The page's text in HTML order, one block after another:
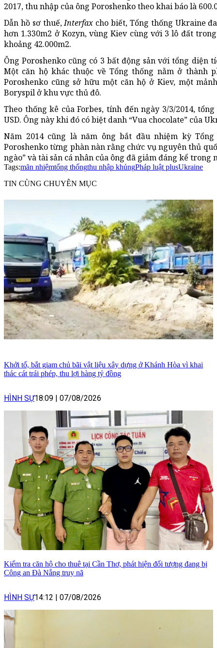
2017, thu nhập của ông Poroshenko theo khai báo là
Dẫn hồ sơ thuế,Interfax cho biết, Tổng thống Ukraine
hơn 1.330m2 ở Kozyn, vùng Kiev cùng với 3 lô đất
khoảng 42.000m2.
Ông Poroshenko cũng có 3 bất động sản với tổng diện
Một căn hộ khác thuộc về Tổng thống nằm ở thành
Poroshenko cũng sở hữu một căn hộ ở Kiev, một
Boryspil ở khu vực thủ đô.
Theo thống kê của Forbes, tính đến ngày 3/3/2014,
USD. Ông này khi đó có biệt danh “Vua chocolate” của
Năm 2014 cũng là năm ông bắt đầu nhiệm kỳ
Poroshenko từng phàn nàn rằng chức vụ nguyên thủ
ngào” và tài sản cá nhân của ông đã giảm đáng kể
Tags:mãn nhiệmtổng thốngthu nhập khủngPháp luật plusUkraine
TIN CÙNG CHUYÊN MỤC
Khởi tố, bắt giam chủ bãi vật liệu xây dựng ở Khánh Hòa vì khai
thác cát trái phép, thu lợi hàng tỷ đồng
HÌNH SỰ18:09 07/08/2026
Kiểm tra căn hộ cho thuê tại Cần Thơ, phát hiện đối tượng đang bị
Công an Đà Nẵng truy nã
HÌNH SỰ14:12 07/08/2026